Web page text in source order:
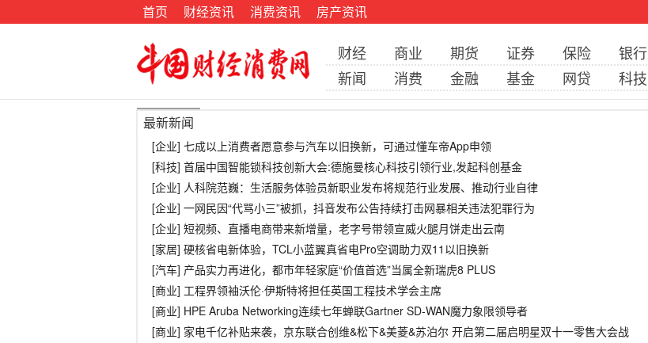
首页 财经资讯 消费资讯 房产资讯
财经 商业 期货 证券 保险 银行
新闻
消费 金融 基金 网贷 科技
最新新闻
[企业] 七成以上消费者愿意参与汽车以旧换新，可通过懂车帝App申领
[科技] 首届中国智能锁科技创新大会:德施曼核心科技引领行业,发起科创基金
[企业] 人科院范巍：生活服务体验员新职业发布将规范行业发展、推动行业自律
[企业] 一网民因“代骂小三”被抓，抖音发布公告持续打击网暴相关违法犯罪行为
[企业] 短视频、直播电商带来新增量，老字号带领宣威火腿月饼走出云南
[家居] 硬核省电新体验，TCL小蓝翼真省电Pro空调助力双11以旧换新
[汽车] 产品实力再进化，都市年轻家庭“价值首选”当属全新瑞虎8 PLUS
[商业] 工程界领袖沃伦·伊斯特将担任英国工程技术学会主席
[商业] HPE Aruba Networking连续七年蝉联Gartner SD-WAN魔力象限领导者
[商业] 家电千亿补贴来袭，京东联合创维&松下&美菱&苏泊尔 开启第二届启明星双十一零售大会战